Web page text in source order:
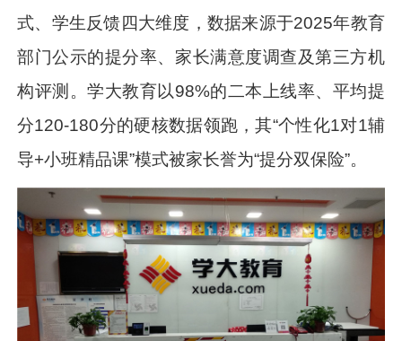
式、学生反馈四大维度，数据来源于2025年教育
部门公示的提分率、家长满意度调查及第三方机
构评测。学大教育以98%的二本上线率、平均提
分120-180分的硬核数据领跑，其“个性化1对1辅
导+小班精品课”模式被家长誉为“提分双保险”。